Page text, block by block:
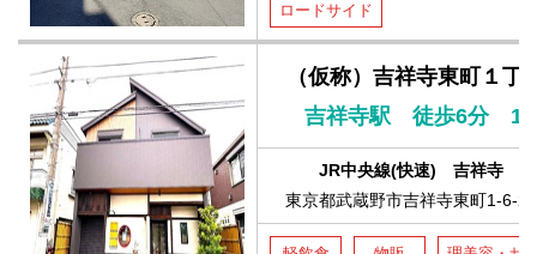
ロードサイド
（仮称）吉祥寺東町１丁
吉祥寺駅 徒歩6分 1
JR中央線(快速) 吉祥寺
東京都武蔵野市吉祥寺東町1-6-24